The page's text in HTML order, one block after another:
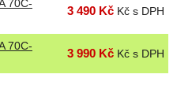
70C-
3 490 Kč Kč s DPH
70C-
3 990 Kč Kč s DPH